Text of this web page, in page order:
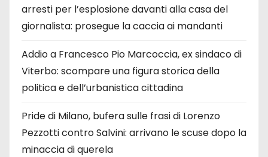
arresti per l’esplosione davanti alla casa del
giornalista: prosegue la caccia ai mandanti
Addio a Francesco Pio Marcoccia, ex sindaco di
Viterbo: scompare una figura storica della
politica e dell’urbanistica cittadina
Pride di Milano, bufera sulle frasi di Lorenzo
Pezzotti contro Salvini: arrivano le scuse dopo la
minaccia di querela